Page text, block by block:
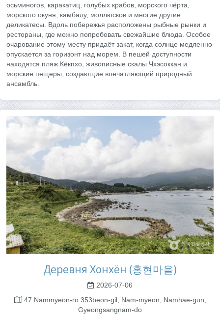
осьминогов, каракатиц, голубых крабов, морского чёрта,
морского окуня, камбалу, моллюсков и многие другие
деликатесы. Вдоль побережья расположены рыбные рынки и
рестораны, где можно попробовать свежайшие блюда. Особое
очарование этому месту придаёт закат, когда солнце медленно
опускается за горизонт над морем. В пешей доступности
находятся пляж Кёкпхо, живописные скалы Чхэсоккан и
морские пещеры, создающие впечатляющий природный
ансамбль.
Деревня Хонхён (홍현마을)
2026-07-06
47 Nammyeon-ro 353beon-gil, Nam-myeon, Namhae-gun,
Gyeongsangnam-do